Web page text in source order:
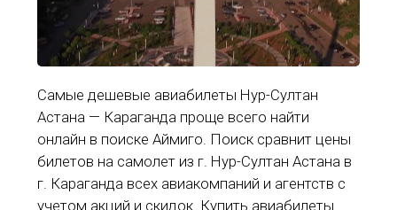
Самые дешевые авиабилеты Нур-Султан
Астана — Караганда проще всего найти
онлайн в поиске Аймиго. Поиск сравнит цены
билетов на самолет из г. Нур-Султан Астана в
г. Караганда всех авиакомпаний и агентств с
учетом акций и скидок. Купить авиабилеты